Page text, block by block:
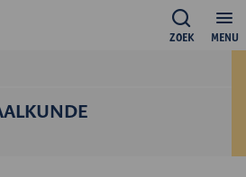
MENU
ZOEK